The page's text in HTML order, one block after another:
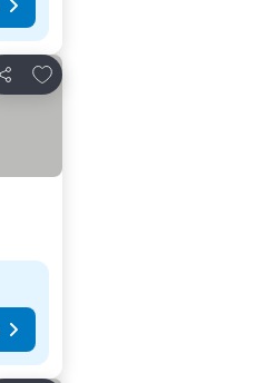
Teilen
Zu Favoriten hinzufügen